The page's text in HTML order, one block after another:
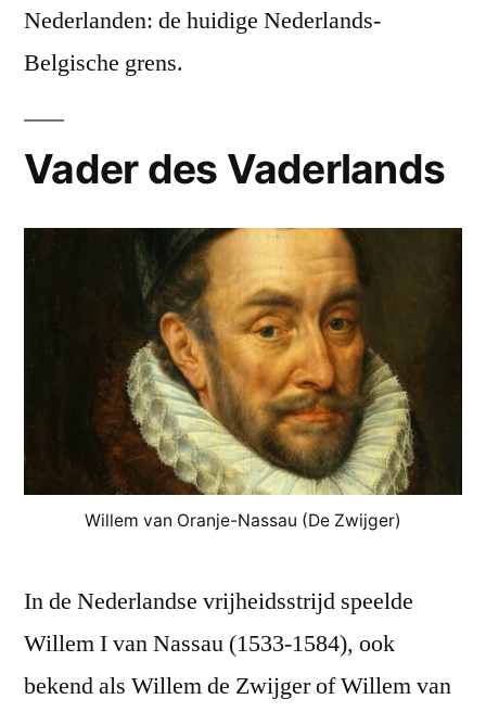
Nederlanden: de huidige Nederlands-
Belgische grens.
Vader des Vaderlands
Willem van Oranje-Nassau (De Zwijger)
In de Nederlandse vrijheidsstrijd speelde
Willem I van Nassau (1533-1584), ook
bekend als Willem de Zwijger of Willem van